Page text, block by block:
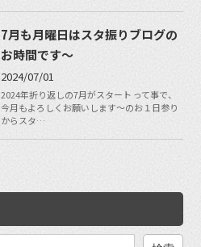
7月も月曜日はスタ振りブログの
お時間です〜
2024/07/01
2024年折り返しの7月がスタート って事で、
今月もよろしくお願いします〜のお１日参り
からスタ…